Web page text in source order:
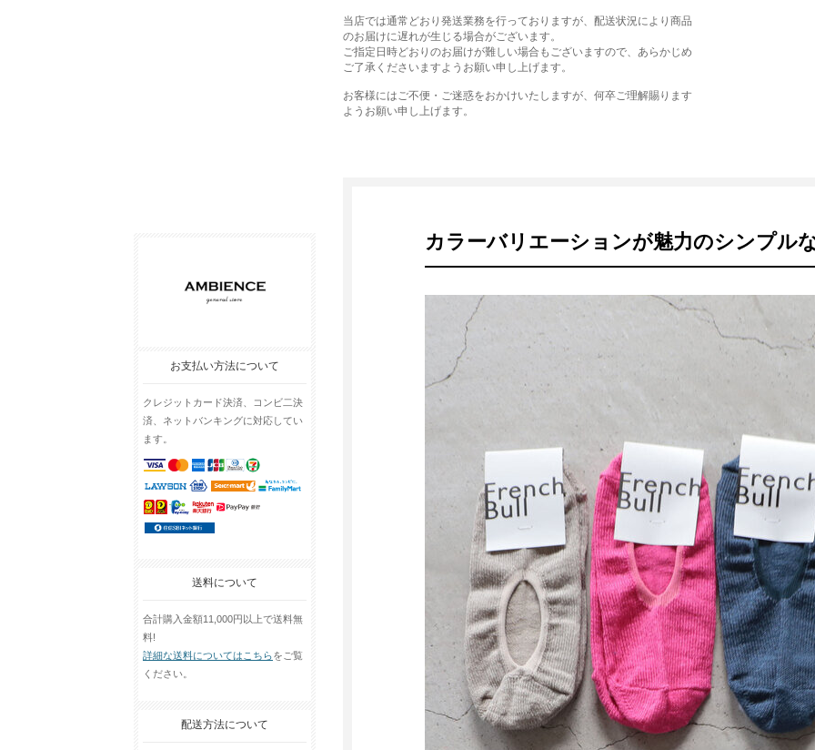
お支払い方法について
クレジットカード決済、コンビ二決
済、ネットバンキングに対応してい
ます。
送料について
合計購入金額11,000円以上で送料無
料!
詳細な送料についてはこちらをご覧
ください。
配送方法について
当店では通常どおり発送業務を行っておりますが、配送状況により商品
のお届けに遅れが生じる場合がございます。
ご指定日時どおりのお届けが難しい場合もございますので、あらかじめ
ご了承くださいますようお願い申し上げます。
お客様にはご不便・ご迷惑をおかけいたしますが、何卒ご理解賜ります
ようお願い申し上げます。
カラーバリエーションが魅力のシンプル